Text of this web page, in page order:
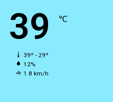
39 ℃
39º - 29º
12%
1.8 km/h